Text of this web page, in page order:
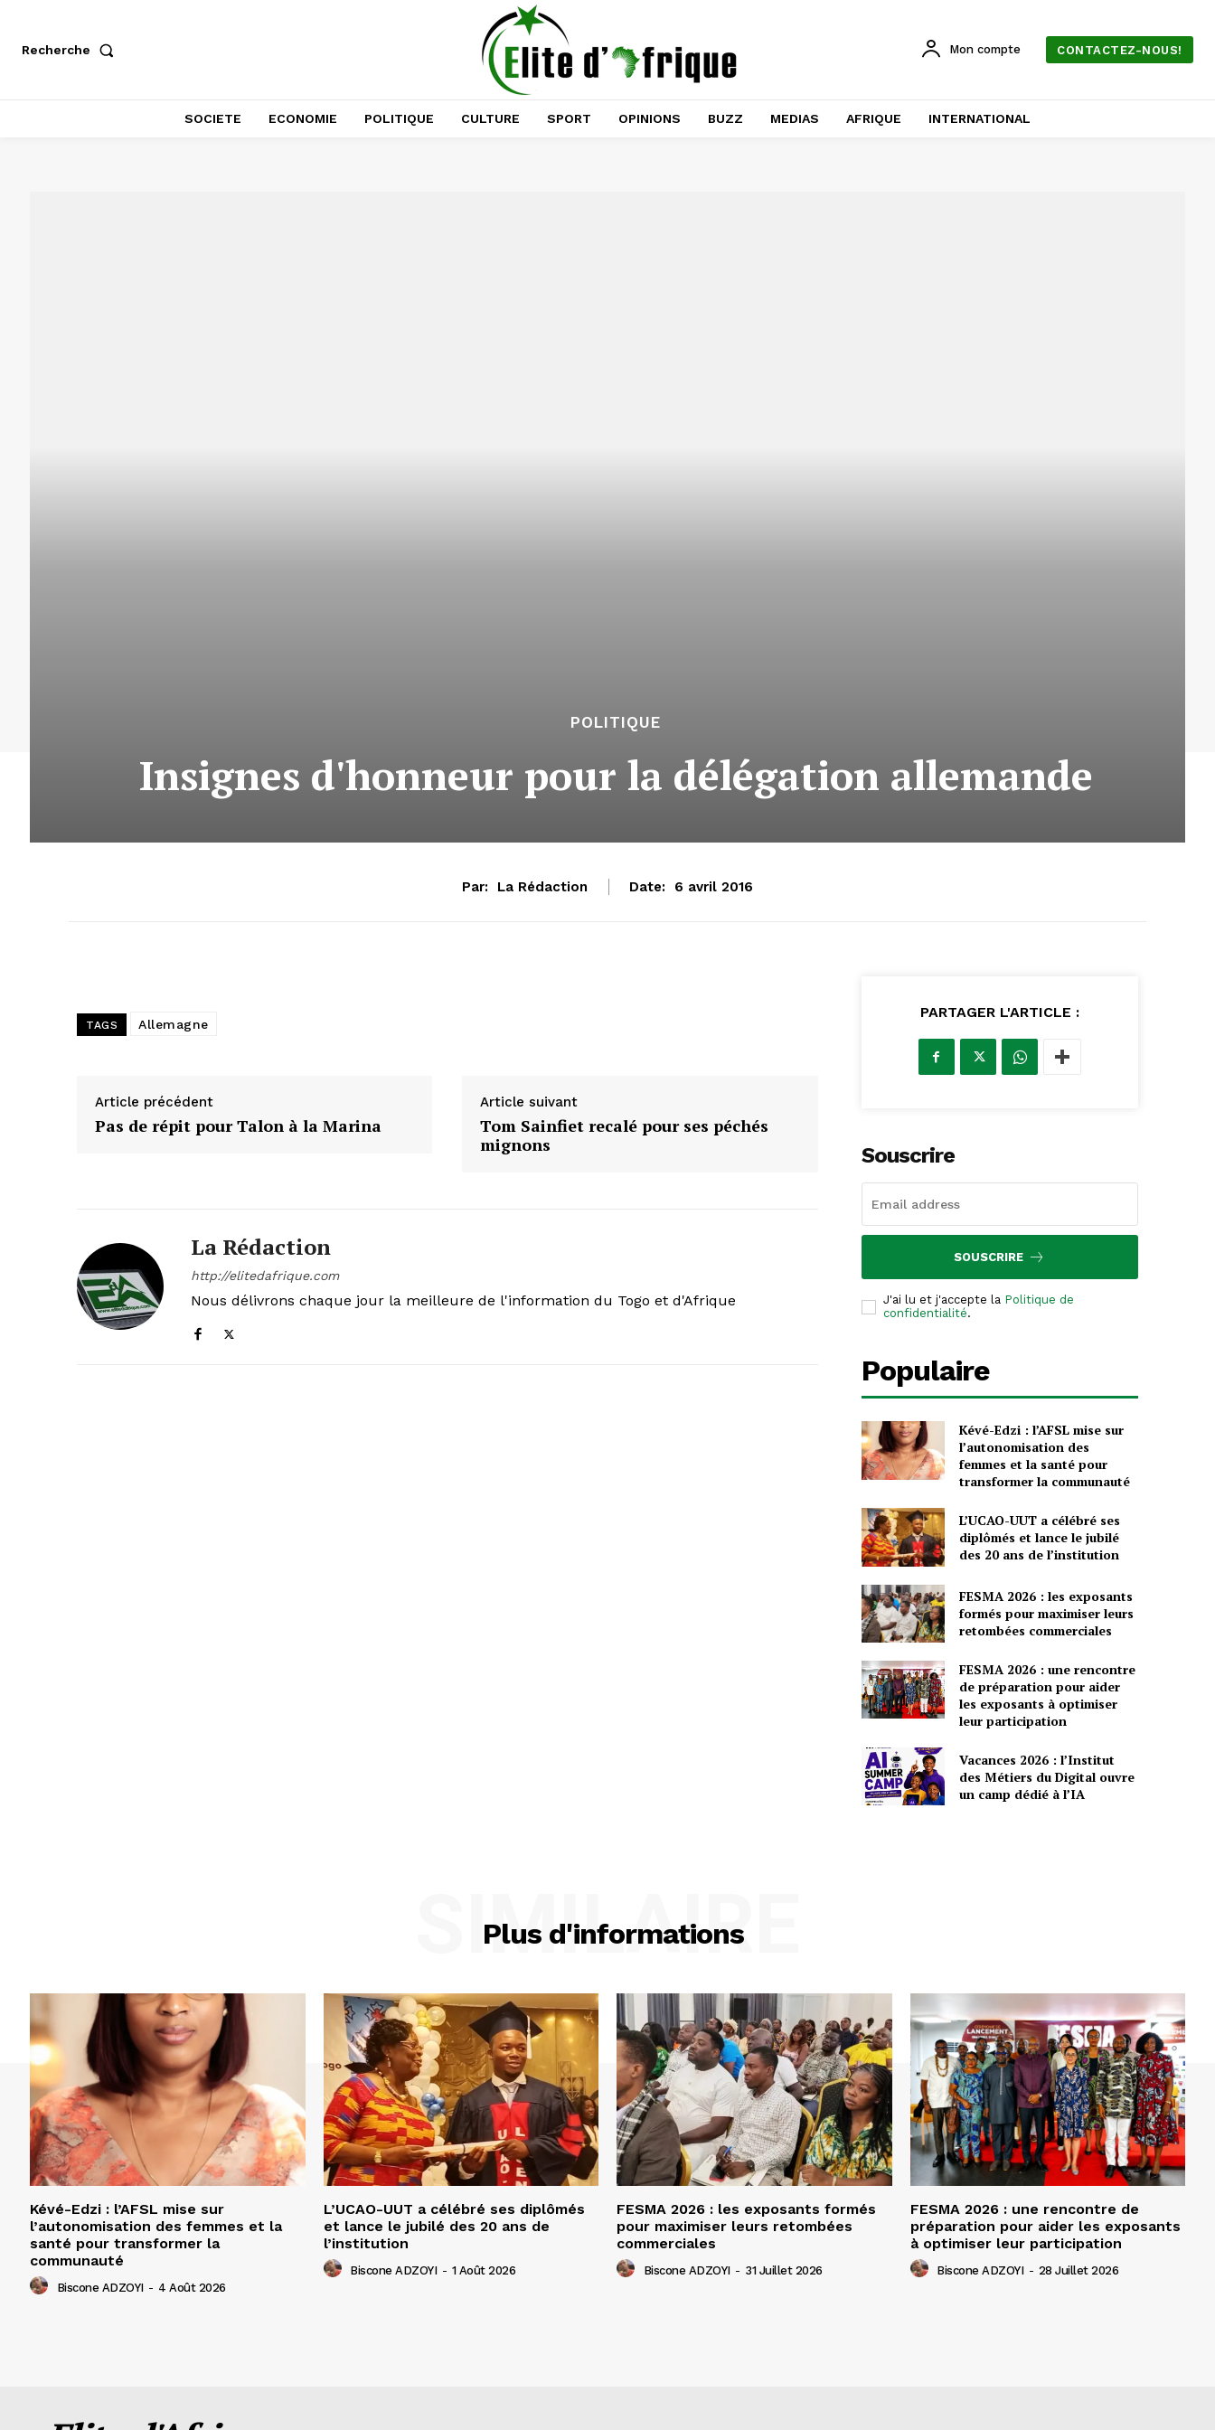
Recherche Mon compte CONTACTEZ-NOUS!
SOCIETE ECONOMIE POLITIQUE CULTURE SPORT OPINIONS BUZZ MEDIAS AFRIQUE INTERNATIONAL
POLITIQUE
Insignes d'honneur pour la délégation allemande
Par: La Rédaction Date: 6 avril 2016
TAGS Allemagne
Article précédent
Pas de répit pour Talon à la Marina
Article suivant
Tom Sainfiet recalé pour ses péchés
mignons
La Rédaction
http://elitedafrique.com
Nous délivrons chaque jour la meilleure de l'information du Togo et d'Afrique
PARTAGER L'ARTICLE :
Souscrire
SOUSCRIRE
J'ai lu et j'accepte la Politique de
confidentialité.
Populaire
Kévé-Edzi : l’AFSL mise sur
l’autonomisation des
femmes et la santé pour
transformer la communauté
L’UCAO-UUT a célébré ses
diplômés et lance le jubilé
des 20 ans de l’institution
FESMA 2026 : les exposants
formés pour maximiser leurs
retombées commerciales
FESMA 2026 : une rencontre
de préparation pour aider
les exposants à optimiser
leur participation
Vacances 2026 : l’Institut
des Métiers du Digital ouvre
un camp dédié à l’IA
Plus d'informations
SIMILAIRE
Kévé-Edzi : l’AFSL mise sur
l’autonomisation des femmes et la
santé pour transformer la
communauté
Biscone ADZOYI - 4 Août 2026
L’UCAO-UUT a célébré ses diplômés
et lance le jubilé des 20 ans de
l’institution
Biscone ADZOYI - 1 Août 2026
FESMA 2026 : les exposants formés
pour maximiser leurs retombées
commerciales
Biscone ADZOYI - 31 Juillet 2026
FESMA 2026 : une rencontre de
préparation pour aider les exposants
à optimiser leur participation
Biscone ADZOYI - 28 Juillet 2026